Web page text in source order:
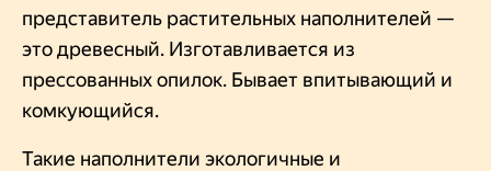
представитель растительных наполнителей —
это древесный. Изготавливается из
прессованных опилок. Бывает впитывающий и
комкующийся.
Такие наполнители экологичные и